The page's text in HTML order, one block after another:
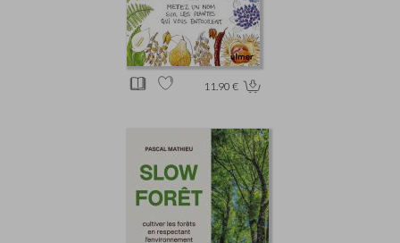
11.90 €